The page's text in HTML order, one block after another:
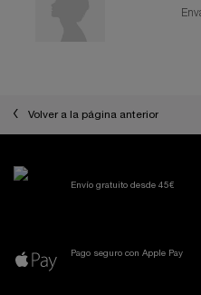
Volver a la página anterior
Envío gratuito desde 45€
Pago seguro con Apple Pay